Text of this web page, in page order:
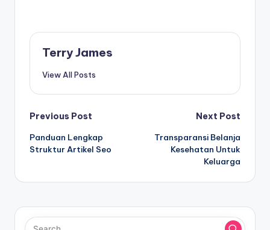
Terry James
View All Posts
Post
navigation
Previous Post
Panduan Lengkap
Struktur Artikel Seo
Next Post
Transparansi Belanja
Kesehatan Untuk
Keluarga